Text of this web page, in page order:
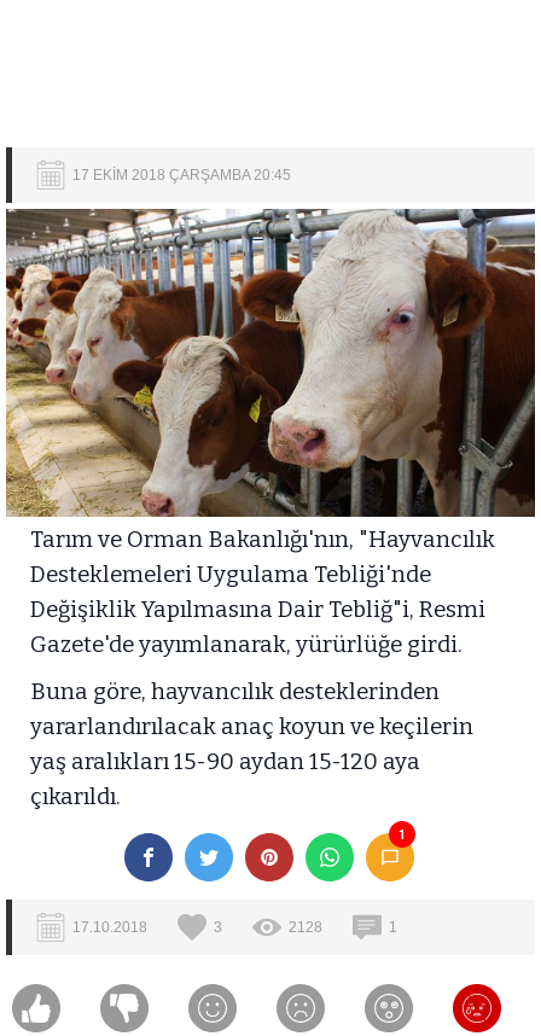
17 EKİM 2018 ÇARŞAMBA 20:45
Tarım ve Orman Bakanlığı'nın, "Hayvancılık
Desteklemeleri Uygulama Tebliği'nde
Değişiklik Yapılmasına Dair Tebliğ"i, Resmi
Gazete'de yayımlanarak, yürürlüğe girdi.
Buna göre, hayvancılık desteklerinden
yararlandırılacak anaç koyun ve keçilerin
yaş aralıkları 15-90 aydan 15-120 aya
çıkarıldı.
1
17.10.2018 3 2128 1